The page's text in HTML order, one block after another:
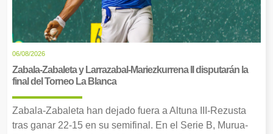
06/08/2026
Zabala-Zabaleta y Larrazabal-Mariezkurrena II disputarán la
final del Torneo La Blanca
Zabala-Zabaleta han dejado fuera a Altuna III-Rezusta
tras ganar 22-15 en su semifinal. En el Serie B, Murua-